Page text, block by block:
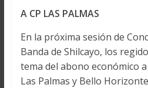
A CP LAS PALMAS
En la próxima sesión de
Banda de Shilcayo, los
tema del abono económico
Las Palmas y Bello